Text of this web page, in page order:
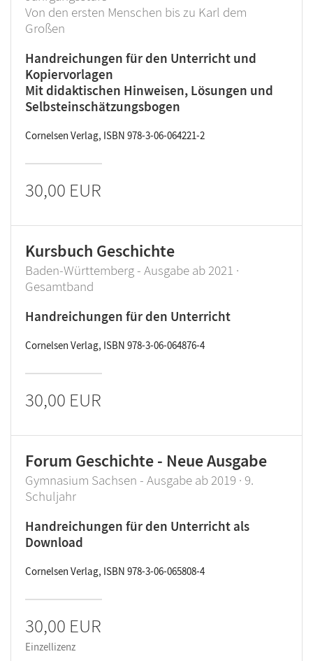
Von den ersten Menschen bis zu Karl dem
Großen
Handreichungen für den Unterricht und
Kopiervorlagen
Mit didaktischen Hinweisen, Lösungen und
Selbsteinschätzungsbogen
Cornelsen Verlag, ISBN 978-3-06-064221-2
30,00 EUR
Kursbuch Geschichte
Baden-Württemberg - Ausgabe ab 2021 ·
Gesamtband
Handreichungen für den Unterricht
Cornelsen Verlag, ISBN 978-3-06-064876-4
30,00 EUR
Forum Geschichte - Neue Ausgabe
Gymnasium Sachsen - Ausgabe ab 2019 · 9.
Schuljahr
Handreichungen für den Unterricht als
Download
Cornelsen Verlag, ISBN 978-3-06-065808-4
30,00 EUR
Einzellizenz